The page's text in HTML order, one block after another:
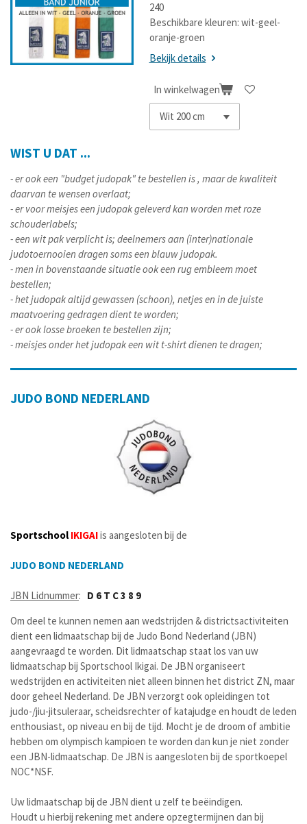
240
Beschikbare kleuren: wit-geel-
oranje-groen
Bekijk details
In winkelwagen
WIST U DAT ...
- er ook een "budget judopak" te bestellen is , maar de kwaliteit
daarvan te wensen overlaat;
- er voor meisjes een judopak geleverd kan worden met roze
schouderlabels;
- een wit pak verplicht is; deelnemers aan (inter)nationale
judotoernooien dragen soms een blauw judopak.
- men in bovenstaande situatie ook een rug embleem moet
bestellen;
- het judopak altijd gewassen (schoon), netjes en in de juiste
maatvoering gedragen dient te worden;
- er ook losse broeken te bestellen zijn;
- meisjes onder het judopak een wit t-shirt dienen te dragen;
JUDO BOND NEDERLAND
Sportschool IKIGAIis aangesloten bij de
JUDO BOND NEDERLAND
JBN Lidnummer: D 6 T C 3 8 9
Om deel te kunnen nemen aan wedstrijden & districtsactiviteiten
dient een lidmaatschap bij de Judo Bond Nederland (JBN)
aangevraagd te worden. Dit lidmaatschap staat los van uw
lidmaatschap bij Sportschool Ikigai. De JBN organiseert
wedstrijden en activiteiten niet alleen binnen het district ZN, maar
door geheel Nederland. De JBN verzorgt ook opleidingen tot
judo-/jiu-jitsuleraar, scheidsrechter of katajudge en houdt de leden
enthousiast, op niveau en bij de tijd. Mocht je de droom of ambitie
hebben om olympisch kampioen te worden dan kun je niet zonder
een JBN-lidmaatschap. De JBN is aangesloten bij de sportkoepel
NOC*NSF.
Uw lidmaatschap bij de JBN dient u zelf te beëindigen.
Houdt u hierbij rekening met andere opzegtermijnen dan bij